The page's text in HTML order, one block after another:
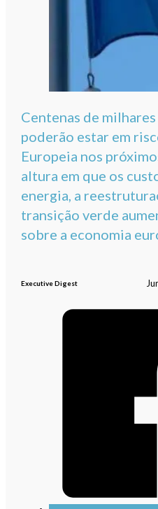
Centenas de
poderão estar em
Europeia nos
altura em que os
energia, a
transição verde
sobre a economia
Executive Digest